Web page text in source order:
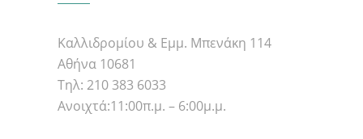
Καλλιδρομίου & Εμμ. Μπενάκη 114
Αθήνα 10681
Τηλ: 210 383 6033
Ανοιχτά:11:00π.μ. – 6:00μ.μ.